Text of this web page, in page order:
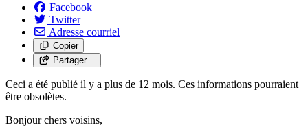
Facebook
Twitter
Adresse courriel
Copier
Partager…
Ceci a été publié il y a plus de 12 mois. Ces informations pourraient
être obsolètes.
Bonjour chers voisins,